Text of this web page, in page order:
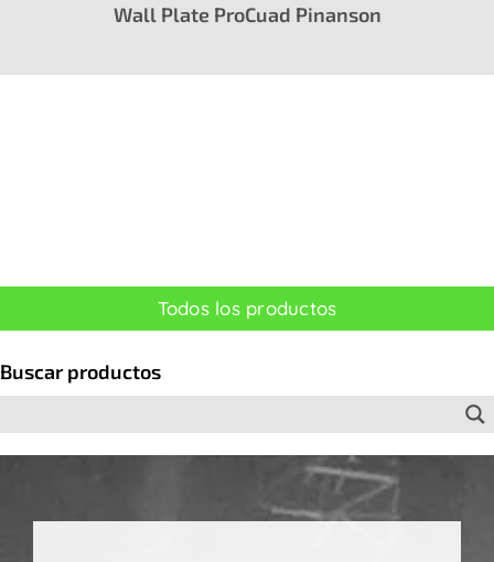
Wall Plate ProCuad Pinanson
Todos los productos
Buscar productos